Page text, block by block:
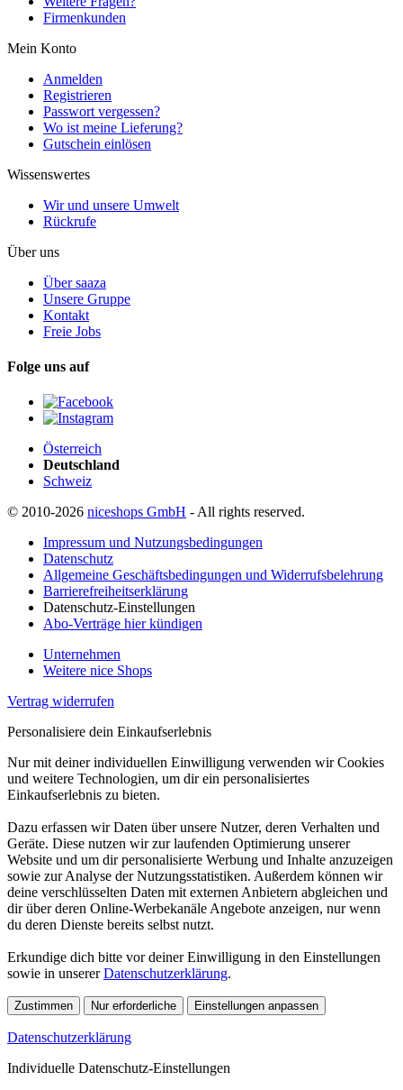
Firmenkunden
Mein Konto
Anmelden
Registrieren
Passwort vergessen?
Wo ist meine Lieferung?
Gutschein einlösen
Wissenswertes
Wir und unsere Umwelt
Rückrufe
Über uns
Über saaza
Unsere Gruppe
Kontakt
Freie Jobs
Folge uns auf
Österreich
Deutschland
Schweiz
© 2010-2026 niceshops GmbH - All rights reserved.
Impressum und Nutzungsbedingungen
Datenschutz
Allgemeine Geschäftsbedingungen und Widerrufsbelehrung
Barrierefreiheitserklärung
Datenschutz-Einstellungen
Abo-Verträge hier kündigen
Unternehmen
Weitere nice Shops
Vertrag widerrufen
Personalisiere dein Einkaufserlebnis
Nur mit deiner individuellen Einwilligung verwenden wir Cookies
und weitere Technologien, um dir ein personalisiertes
Einkaufserlebnis zu bieten.
Dazu erfassen wir Daten über unsere Nutzer, deren Verhalten und
Geräte. Diese nutzen wir zur laufenden Optimierung unserer
Website und um dir personalisierte Werbung und Inhalte anzuzeigen
sowie zur Analyse der Nutzungsstatistiken. Außerdem können wir
deine verschlüsselten Daten mit externen Anbietern abgleichen und
dir über deren Online-Werbekanäle Angebote anzeigen, nur wenn
du deren Dienste bereits selbst nutzt.
Erkundige dich bitte vor deiner Einwilligung in den Einstellungen
sowie in unsererDatenschutzerklärung.
Zustimmen Nur erforderliche Einstellungen anpassen
Datenschutzerklärung
Individuelle Datenschutz-Einstellungen